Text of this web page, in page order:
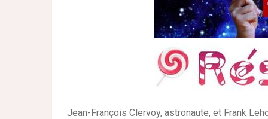
Jean-François Clervoy, astronaute, et Frank